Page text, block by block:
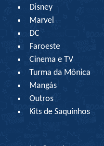
Disney
Marvel
DC
Faroeste
Cinema e TV
Turma da Mônica
Mangás
Outros
Kits de Saquinhos